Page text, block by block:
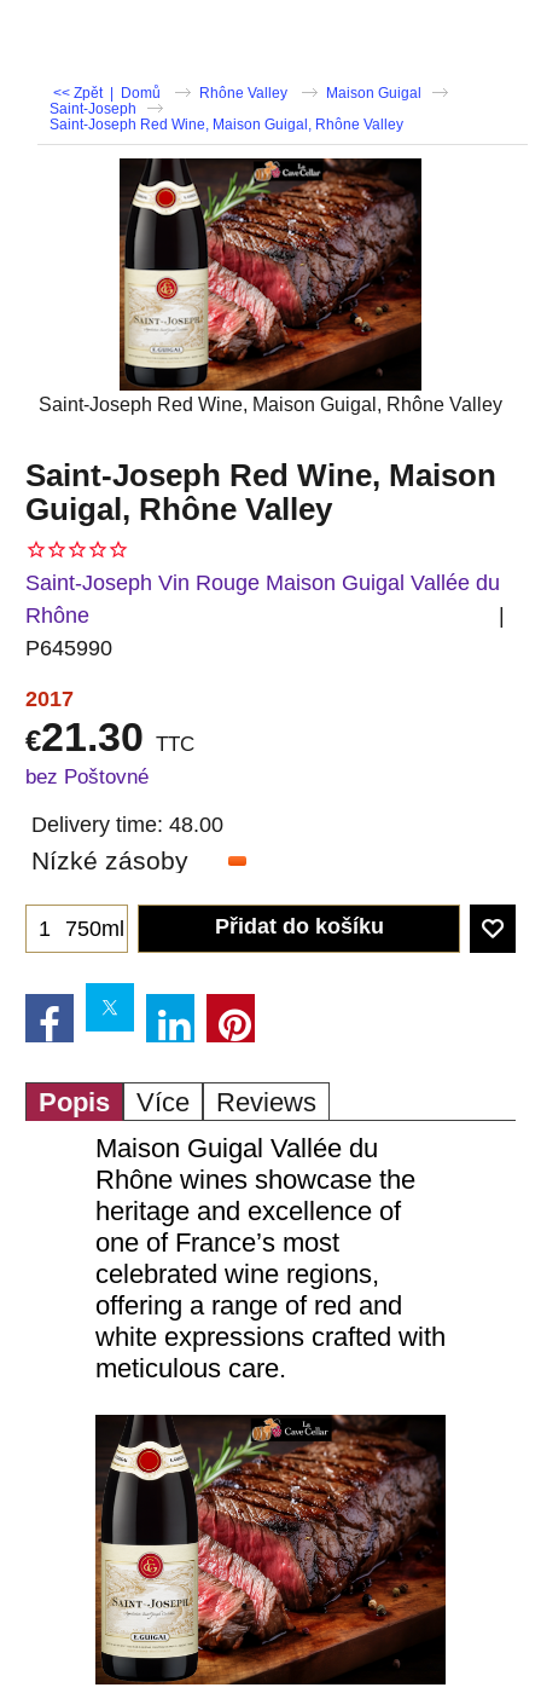
<< Zpět | Domů Rhône Valley
Maison Guigal
Saint-Joseph
Saint-Joseph Red Wine, Maison Guigal, Rhône Valley
Saint-Joseph Red Wine, Maison Guigal, Rhône Valley
Saint-Joseph Red Wine, Maison
Guigal, Rhône Valley
Saint-Joseph Vin Rouge Maison Guigal Vallée du
Rhône
P645990
2017
€21.30 TTC
bez Poštovné
Delivery time: 48.00
Nízké zásoby
750ml Přidat do košíku
Popis Více
Reviews
Maison Guigal Vallée du
Rhône wines showcase the
heritage and excellence of
one of France’s most
celebrated wine regions,
offering a range of red and
white expressions crafted with
meticulous care.